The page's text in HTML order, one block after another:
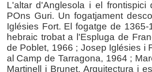
L'altar d'Anglesola i el
POns Guri. Un fogatjament
Iglésies Fort. El fogatge de
hebraic trobat a l'Espluga de
de Poblet, 1966 ; Josep Iglésies i
al Camp de Tarragona, 1964 ;
Martinell i Brunet. Arquitectura i